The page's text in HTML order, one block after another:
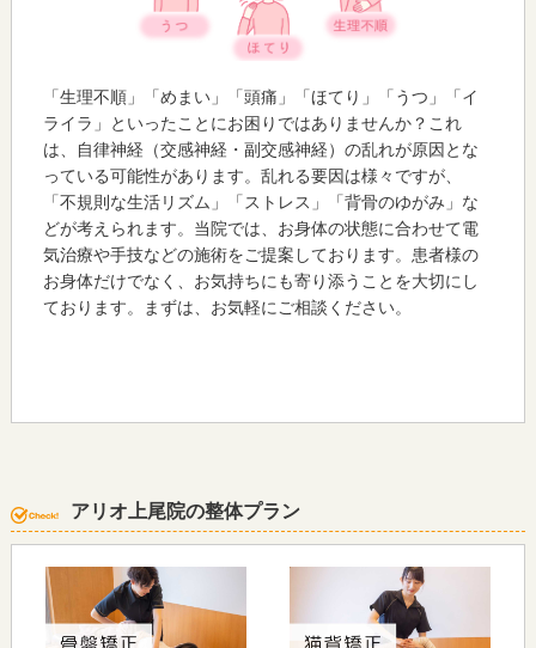
「生理不順」「めまい」「頭痛」「ほてり」「うつ」「イ
ライラ」といったことにお困りではありませんか？これ
は、自律神経（交感神経・副交感神経）の乱れが原因とな
っている可能性があります。乱れる要因は様々ですが、
「不規則な生活リズム」「ストレス」「背骨のゆがみ」な
どが考えられます。当院では、お身体の状態に合わせて電
気治療や手技などの施術をご提案しております。患者様の
お身体だけでなく、お気持ちにも寄り添うことを大切にし
ております。まずは、お気軽にご相談ください。
アリオ上尾院の整体プラン